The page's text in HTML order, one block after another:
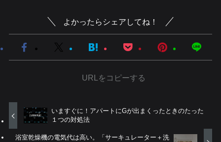
よかったらシェアしてね！
URLをコピーする
いますぐに！アパートにGが出まくったときのたった
１つの対処法
浴室乾燥機の電気代は高い。「サーキュレーター＋洗